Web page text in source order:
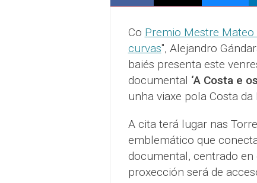
Co Premio Mestre
curvas", Alejandro
baiés presenta este
documental ‘A Costa e
unha viaxe pola Costa
A cita terá lugar nas
emblemático que
documental, centrado
proxección será de